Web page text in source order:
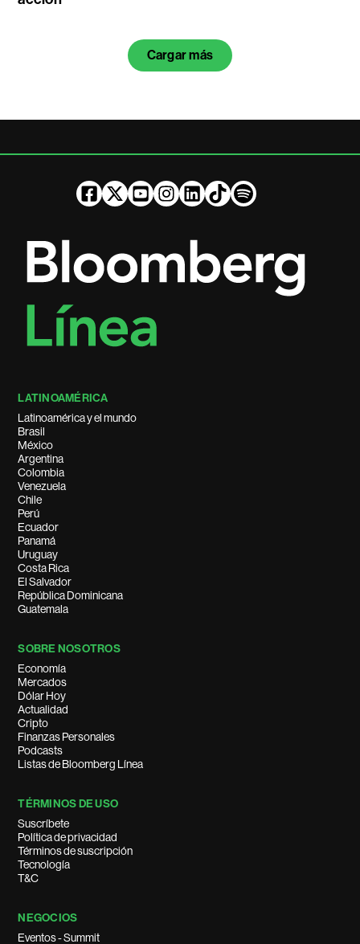
Cargar más
LATINOAMÉRICA
Latinoamérica y el mundo
Brasil
México
Argentina
Colombia
Venezuela
Chile
Perú
Ecuador
Panamá
Uruguay
Costa Rica
El Salvador
República Dominicana
Guatemala
SOBRE NOSOTROS
Economía
Mercados
Dólar Hoy
Actualidad
Cripto
Finanzas Personales
Podcasts
Listas de Bloomberg Línea
TÉRMINOS DE USO
Suscríbete
Política de privacidad
Términos de suscripción
Tecnología
T&C
NEGOCIOS
Eventos - Summit